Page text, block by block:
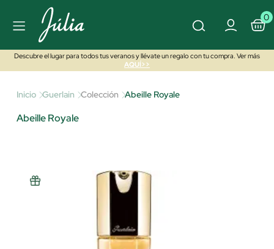
0
Descubre el lugar para todos tus veranos y llévate un regalo con tu compra. Ver más
AQUÍ>>
Inicio Guerlain Colección Abeille Royale
Abeille Royale